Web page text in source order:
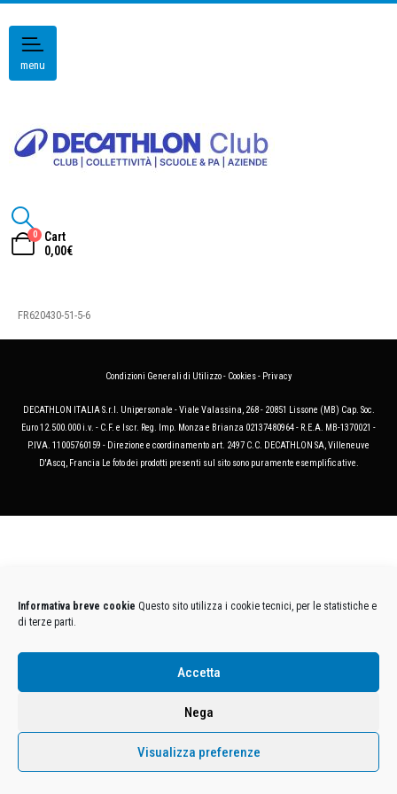
Informativa breve cookie Questo sito utilizza i cookie tecnici, per le statistiche e
di terze parti.
Accetta
Nega
Visualizza preferenze
menu
0
Cart
0,00€
FR620430-51-5-6
Condizioni Generali di Utilizzo- Cookies- Privacy
DECATHLON ITALIA S.r.l. Unipersonale - Viale Valassina, 268 - 20851 Lissone (MB) Cap. Soc.
Euro 12.500.000 i.v. - C.F. e Iscr. Reg. Imp. Monza e Brianza 02137480964 - R.E.A. MB-1370021 -
P.IVA. 11005760159 - Direzione e coordinamento art. 2497 C.C. DECATHLON SA, Villeneuve
D'Ascq, Francia Le foto dei prodotti presenti sul sito sono puramente esemplificative.